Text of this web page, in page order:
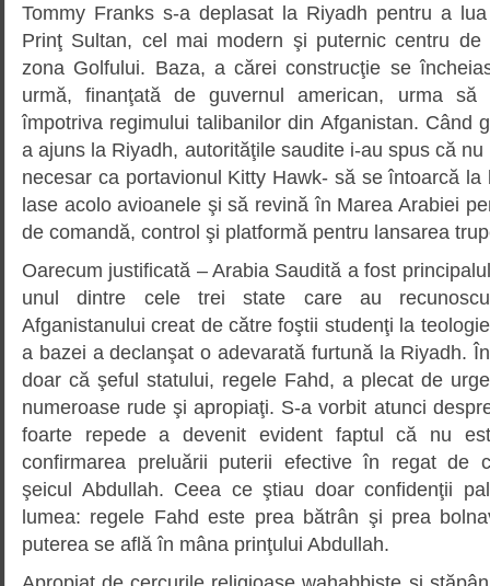
Tommy Franks s-a deplasat la Riyadh pentru a
Prinţ Sultan, cel mai modern şi puternic centru
zona Golfului. Baza, a cărei construcţie se
urmă, finanţată de guvernul american, urma
împotriva regimului talibanilor din Afganistan. Când
a ajuns la Riyadh, autorităţile saudite i-au spus că
necesar ca portavionul Kitty Hawk- să se întoarcă
lase acolo avioanele şi să revină în Marea Arabiei
de comandă, control şi platformă pentru lansarea
Oarecum justificată – Arabia Saudită a fost
unul dintre cele trei state care au
Afganistanului creat de către foştii studenţi la
a bazei a declanşat o adevarată furtună la Riyadh.
doar că şeful statului, regele Fahd, a plecat de
numeroase rude şi apropiaţi. S-a vorbit atunci
foarte repede a devenit evident faptul că nu
confirmarea preluării puterii efective în regat de
şeicul Abdullah. Ceea ce ştiau doar confidenţii
lumea: regele Fahd este prea bătrân şi prea
puterea se află în mâna prinţului Abdullah.